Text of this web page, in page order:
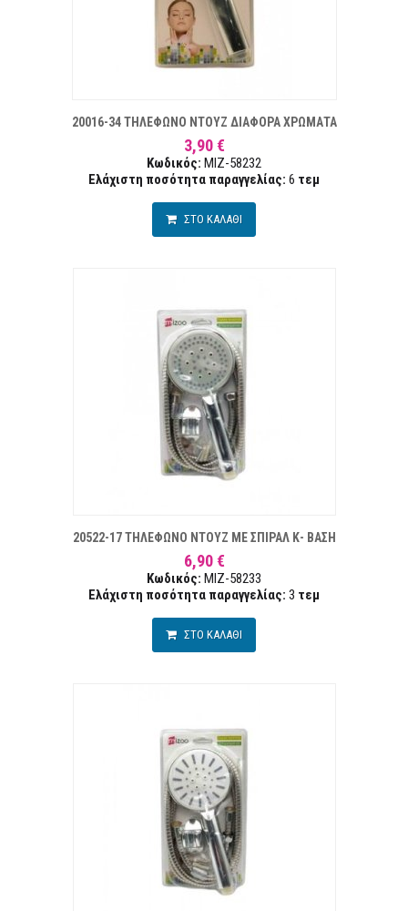
20016-34 ΤΗΛΕΦΩΝΟ ΝΤΟΥΖ ΔΙΑΦΟΡΑ ΧΡΩΜΑΤΑ
3,90 €
Κωδικός: MIZ-58232
Ελάχιστη ποσότητα παραγγελίας: 6 τεμ
ΣΤΟ ΚΑΛΑΘΙ
20522-17 ΤΗΛΕΦΩΝΟ ΝΤΟΥΖ ΜΕ ΣΠΙΡΑΛ Κ- ΒΑΣΗ
6,90 €
Κωδικός: MIZ-58233
Ελάχιστη ποσότητα παραγγελίας: 3 τεμ
ΣΤΟ ΚΑΛΑΘΙ